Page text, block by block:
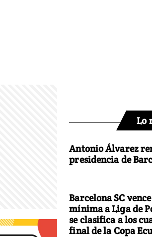
Lo
Antonio Álvarez
presidencia de
Barcelona SC
mínima a Liga de
se clasifica a los
final de la Copa